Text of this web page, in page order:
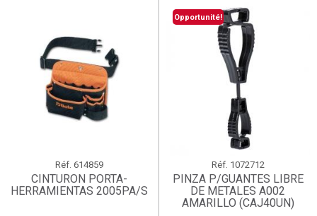
Réf. 614859
CINTURON PORTA-
HERRAMIENTAS 2005PA/S
Opportunité!
Réf. 1072712
PINZA P/GUANTES LIBRE
DE METALES A002
AMARILLO (CAJ40UN)